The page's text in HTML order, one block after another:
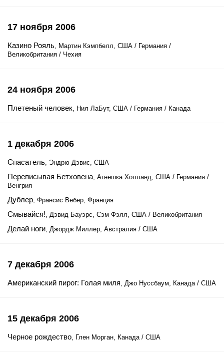
17 ноября 2006
Казино Рояль, Мартин Кэмпбелл, США / Германия /
Великобритания / Чехия
24 ноября 2006
Плетеный человек, Нил ЛаБут, США / Германия / Канада
1 декабря 2006
Спасатель, Эндрю Дэвис, США
Переписывая Бетховена, Агнешка Холланд, США / Германия /
Венгрия
Дублер, Франсис Вебер, Франция
Смывайся!, Дэвид Бауэрс, Сэм Фэлл, США / Великобритания
Делай ноги, Джордж Миллер, Австралия / США
7 декабря 2006
Американский пирог: Голая миля, Джо Нуссбаум, Канада / США
15 декабря 2006
Черное рождество, Глен Морган, Канада / США